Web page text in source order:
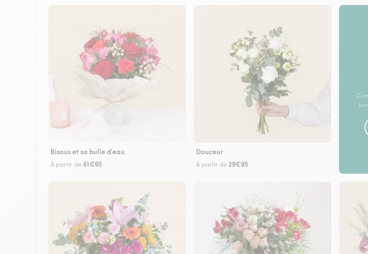
Bisous et sa bulle d'eau
À partir de41€95
Douceur
À partir de 29€95